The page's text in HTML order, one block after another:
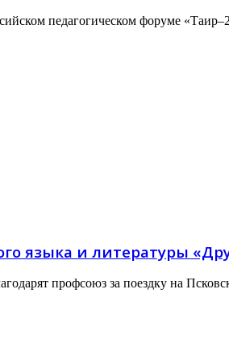
педагогическом форуме
языка и литературы
профсоюз за поездку на